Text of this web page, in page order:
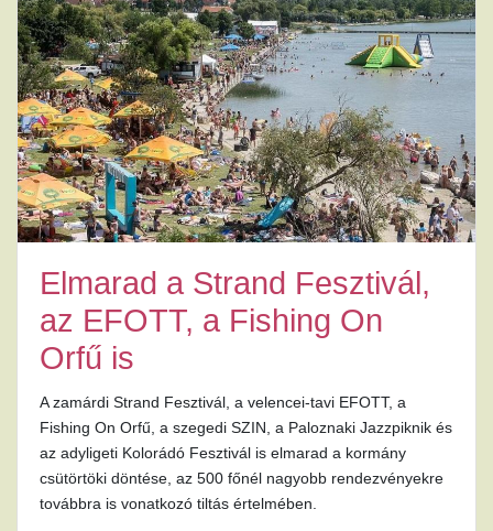
Elmarad a Strand Fesztivál,
az EFOTT, a Fishing On
Orfű is
A zamárdi Strand Fesztivál, a velencei-tavi EFOTT, a
Fishing On Orfű, a szegedi SZIN, a Paloznaki Jazzpiknik és
az adyligeti Kolorádó Fesztivál is elmarad a kormány
csütörtöki döntése, az 500 főnél nagyobb rendezvényekre
továbbra is vonatkozó tiltás értelmében.